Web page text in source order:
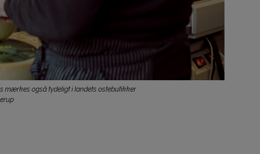
mærkes også tydeligt i landets ostebutikker